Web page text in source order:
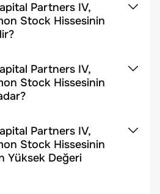
Partners IV,
Stock Hissesinin
Partners IV,
Stock Hissesinin
Partners IV,
Stock Hissesinin
Yüksek Değeri